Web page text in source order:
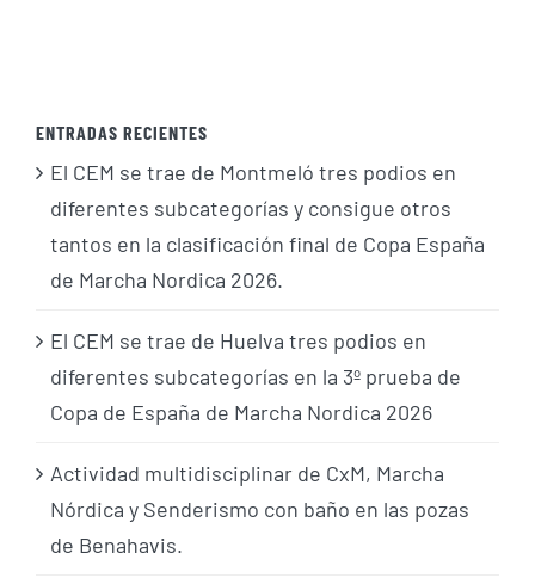
ENTRADAS RECIENTES
El CEM se trae de Montmeló tres podios en
diferentes subcategorías y consigue otros
tantos en la clasificación final de Copa España
de Marcha Nordica 2026.
El CEM se trae de Huelva tres podios en
diferentes subcategorías en la 3º prueba de
Copa de España de Marcha Nordica 2026
Actividad multidisciplinar de CxM, Marcha
Nórdica y Senderismo con baño en las pozas
de Benahavis.